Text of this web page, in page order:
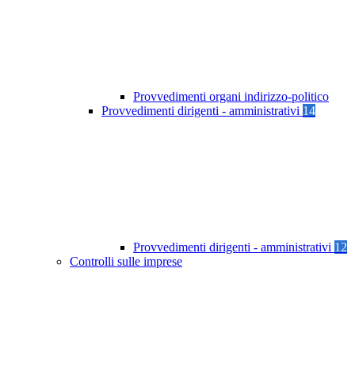
Provvedimenti organi indirizzo-politico
Provvedimenti dirigenti - amministrativi 14
Provvedimenti dirigenti - amministrativi 12
Controlli sulle imprese